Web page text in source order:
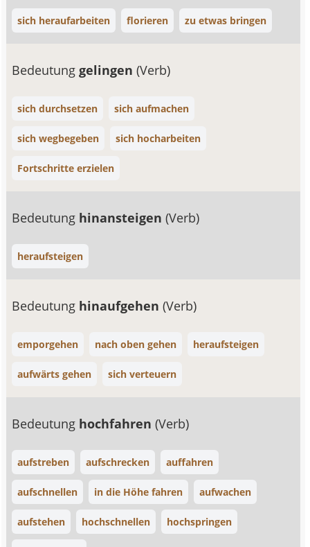
sich heraufarbeiten florieren zu etwas bringen
Bedeutunggelingen(Verb)
sich durchsetzen sich aufmachen
sich wegbegeben sich hocharbeiten
Fortschritte erzielen
Bedeutung hinansteigen(Verb)
heraufsteigen
Bedeutung hinaufgehen(Verb)
emporgehen nach oben gehen heraufsteigen
aufwärts gehen sich verteuern
Bedeutung hochfahren(Verb)
aufstreben aufschrecken auffahren
aufschnellen in die Höhe fahren aufwachen
aufstehen hochschnellen hochspringen